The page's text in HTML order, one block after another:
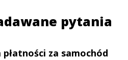
pytania
za samochód